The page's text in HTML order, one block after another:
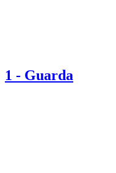
1 - Guarda